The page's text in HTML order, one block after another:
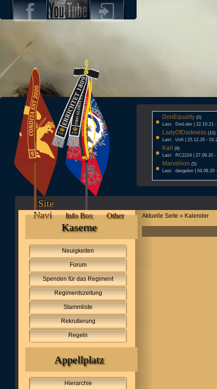
• DonEquality (0)
Last: DerLoler | 22.10.21
• LadyOfDarkness (10)
Last: Unfi | 25.12.20 -
• Karl (9)
Last: RC2224 | 27.09.20 -
• Marvshion (5)
Last: dangolon | 04.08.20
Site
Navi
Info Box Other
Kaserne
Neuigkeiten
Forum
Spenden für das Regiment
Regimentszeitung
Stammliste
Rekrutierung
Regeln
Appellplatz
Hierarchie
Aktuelle Seite » Kalender